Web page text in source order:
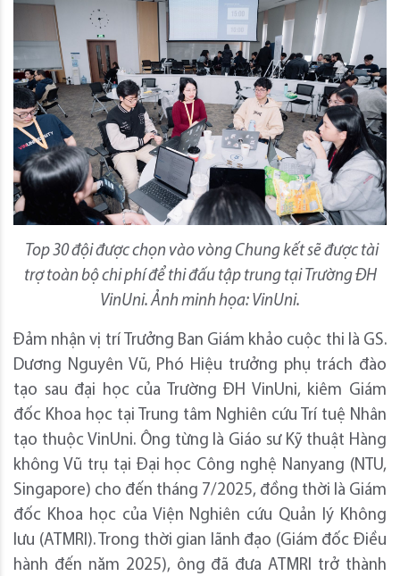
Top 30 đội được chọn vào vòng Chung kết sẽ được tài
trợ toàn bộ chi phí để thi đấu tập trung tại Trường ĐH
VinUni. Ảnh minh họa: VinUni.
Đảm nhận vị trí
Trưởng Ban Giám khảo cuộc thi là GS.
Dương Nguyên Vũ, Phó Hiệu trưởng phụ trách đào
tạo sau đại học của Trường ĐH VinUni, kiêm Giám
đốc Khoa học tại Trung tâm Nghiên cứu Trí tuệ Nhân
tạo thuộc VinUni. Ông từng là Giáo sư Kỹ thuật Hàng
không Vũ trụ tại Đại học Công nghệ Nanyang (NTU,
Singapore) cho đến tháng 7/2025, đồng thời là Giám
đốc Khoa học của Viện Nghiên cứu Quản lý Không
lưu (ATMRI). Trong thời gian lãnh đạo (Giám đốc Điều
hành đến năm 2025), ông đã đưa ATMRI trở thành